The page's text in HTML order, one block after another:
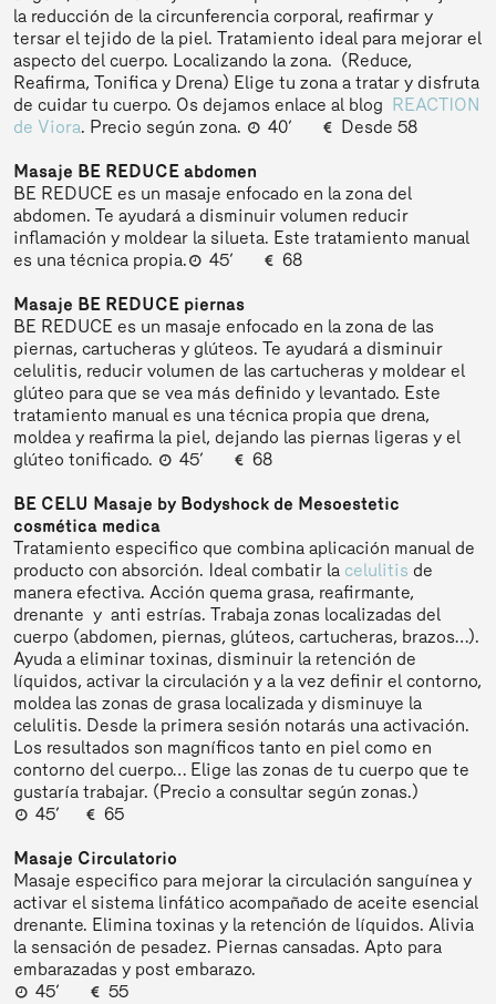
la reducción de la circunferencia corporal, reafirmar y
tersar el tejido de la piel. Tratamiento ideal para mejorar el
aspecto del cuerpo. Localizando la zona. (Reduce,
Reafirma, Tonifica y Drena) Elige tu zona a tratar y disfruta
de cuidar tu cuerpo. Os dejamos enlace al blog
REACTION
de Viora. Precio según zona. 40’ Desde 58
Masaje BE REDUCE abdomen
BE REDUCE es un masaje enfocado en la zona del
abdomen. Te ayudará a disminuir volumen reducir
inflamación y moldear la silueta. Este tratamiento manual
es una técnica propia.
45’ 68
Masaje BE REDUCE piernas
BE REDUCE es un masaje enfocado en la zona de las
piernas, cartucheras y glúteos. Te ayudará a disminuir
celulitis, reducir volumen de las cartucheras y moldear el
glúteo para que se vea más definido y levantado. Este
tratamiento manual es una técnica propia que drena,
moldea y reafirma la piel, dejando las piernas ligeras y el
glúteo tonificado.
45’ 68
BE CELU Masaje by Bodyshock de Mesoestetic
cosmética medica
Tratamiento especifico que combina aplicación manual de
producto con absorción. Ideal combatir la celulitis de
manera efectiva. Acción quema grasa, reafirmante,
drenante y anti estrías. Trabaja zonas localizadas del
cuerpo (abdomen, piernas, glúteos, cartucheras, brazos…).
Ayuda a eliminar toxinas, disminuir la retención de
líquidos, activar la circulación y a la vez definir el contorno,
moldea las zonas de grasa localizada y disminuye la
celulitis. Desde la primera sesión notarás una activación.
Los resultados son magníficos tanto en piel como en
contorno del cuerpo… Elige las zonas de tu cuerpo que te
gustaría trabajar. (Precio a consultar según zonas.)
45’
65
Masaje Circulatorio
Masaje especifico para mejorar la circulación sanguínea y
activar el sistema linfático acompañado de aceite esencial
drenante. Elimina toxinas y la retención de líquidos. Alivia
la sensación de pesadez. Piernas cansadas. Apto para
embarazadas y post embarazo.
45’
55